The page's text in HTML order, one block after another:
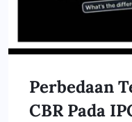
Perbedaan
CBR Pada